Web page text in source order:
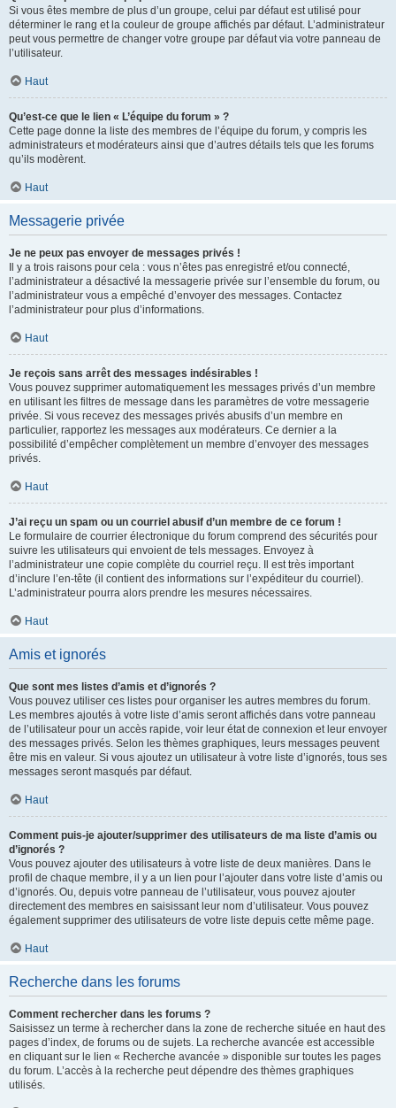
Si vous êtes membre de plus d’un groupe, celui par défaut est utilisé pour
déterminer le rang et la couleur de groupe affichés par défaut. L’administrateur
peut vous permettre de changer votre groupe par défaut via votre panneau de
l’utilisateur.
Haut
Qu’est-ce que le lien « L’équipe du forum » ?
Cette page donne la liste des membres de l’équipe du forum, y compris les
administrateurs et modérateurs ainsi que d’autres détails tels que les forums
qu’ils modèrent.
Haut
Messagerie privée
Je ne peux pas envoyer de messages privés !
Il y a trois raisons pour cela : vous n’êtes pas enregistré et/ou connecté,
l’administrateur a désactivé la messagerie privée sur l’ensemble du forum, ou
l’administrateur vous a empêché d’envoyer des messages. Contactez
l’administrateur pour plus d’informations.
Haut
Je reçois sans arrêt des messages indésirables !
Vous pouvez supprimer automatiquement les messages privés d’un membre
en utilisant les filtres de message dans les paramètres de votre messagerie
privée. Si vous recevez des messages privés abusifs d’un membre en
particulier, rapportez les messages aux modérateurs. Ce dernier a la
possibilité d’empêcher complètement un membre d’envoyer des messages
privés.
Haut
J’ai reçu un spam ou un courriel abusif d’un membre de ce forum !
Le formulaire de courrier électronique du forum comprend des sécurités pour
suivre les utilisateurs qui envoient de tels messages. Envoyez à
l’administrateur une copie complète du courriel reçu. Il est très important
d’inclure l’en-tête (il contient des informations sur l’expéditeur du courriel).
L’administrateur pourra alors prendre les mesures nécessaires.
Haut
Amis et ignorés
Que sont mes listes d’amis et d’ignorés ?
Vous pouvez utiliser ces listes pour organiser les autres membres du forum.
Les membres ajoutés à votre liste d’amis seront affichés dans votre panneau
de l’utilisateur pour un accès rapide, voir leur état de connexion et leur envoyer
des messages privés. Selon les thèmes graphiques, leurs messages peuvent
être mis en valeur. Si vous ajoutez un utilisateur à votre liste d’ignorés, tous ses
messages seront masqués par défaut.
Haut
Comment puis-je ajouter/supprimer des utilisateurs de ma liste d’amis ou
d’ignorés ?
Vous pouvez ajouter des utilisateurs à votre liste de deux manières. Dans le
profil de chaque membre, il y a un lien pour l’ajouter dans votre liste d’amis ou
d’ignorés. Ou, depuis votre panneau de l’utilisateur, vous pouvez ajouter
directement des membres en saisissant leur nom d’utilisateur. Vous pouvez
également supprimer des utilisateurs de votre liste depuis cette même page.
Haut
Recherche dans les forums
Comment rechercher dans les forums ?
Saisissez un terme à rechercher dans la zone de recherche située en haut des
pages d’index, de forums ou de sujets. La recherche avancée est accessible
en cliquant sur le lien « Recherche avancée » disponible sur toutes les pages
du forum. L’accès à la recherche peut dépendre des thèmes graphiques
utilisés.